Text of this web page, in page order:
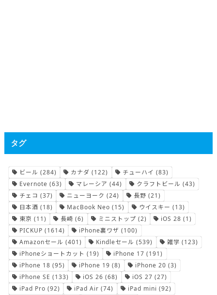
タグ
ビール (284) カナダ (122) チューハイ (83)
Evernote (63) マレーシア (44) クラフトビール (43)
チェコ (37) ニューヨーク (24) 長野 (21)
日本酒 (18) MacBook Neo (15) ウイスキー (13)
東京 (11) 長崎 (6) ミニストップ (2) iOS 28 (1)
PICKUP (1614) iPhone裏ワザ (100)
Amazonセール (401) Kindleセール (539) 雑学 (123)
iPhoneショートカット (19) iPhone 17 (191)
iPhone 18 (95) iPhone 19 (8) iPhone 20 (3)
iPhone SE (133) iOS 26 (68) iOS 27 (27)
iPad Pro (92) iPad Air (74) iPad mini (92)